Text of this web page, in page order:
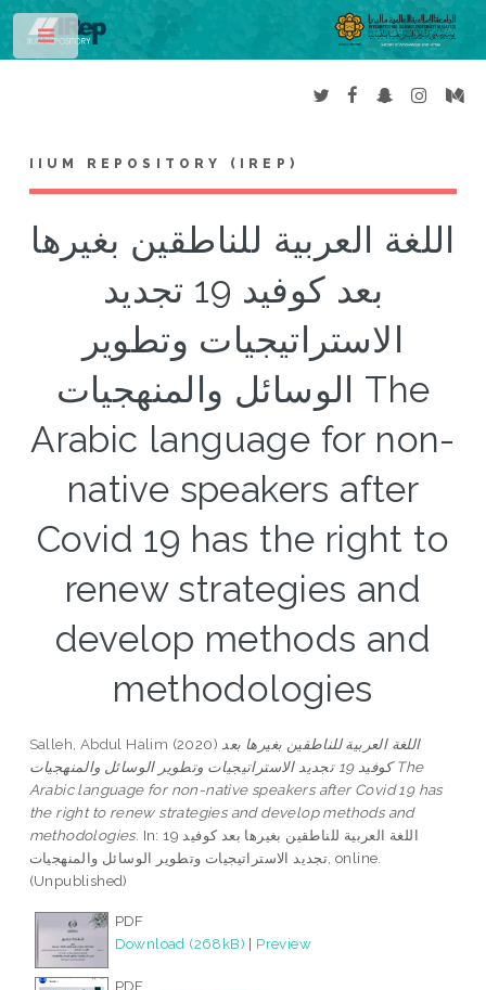
IIUM REPOSITORY (IREP)
اللغة العربية للناطقين بغيرها
بعد كوفيد 19 تجديد
الاستراتيجيات وتطوير
الوسائل والمنهجيات The
Arabic language for non-
native speakers after
Covid 19 has the right to
renew strategies and
develop methods and
methodologies
Salleh, Abdul Halim (2020) اللغة العربية للناطقين بغيرها بعد
كوفيد 19 تجديد الاستراتيجيات وتطوير الوسائل والمنهجيات The
Arabic language for non-native speakers after Covid 19 has
the right to renew strategies and develop methods and
methodologies. In: اللغة العربية للناطقين بغيرها بعد كوفيد 19
تجديد الاستراتيجيات وتطوير الوسائل والمنهجيات, online.
(Unpublished)
PDF
Download (268kB) | Preview
PDF
Toggle